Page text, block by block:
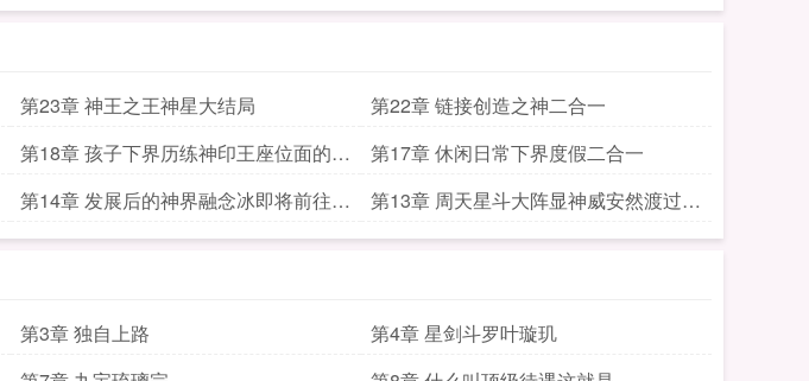
第23章 神王之王神星大结局
第22章 链接创造之神二合一
第18章 孩子下界历练神印王座位面的消
息二合一
第17章 休闲日常下界度假二合一
第14章 发展后的神界融念冰即将前往宇
宙游历二合一
第13章 周天星斗大阵显神威安然渡过二
合一
第3章 独自上路
第4章 星剑斗罗叶璇玑